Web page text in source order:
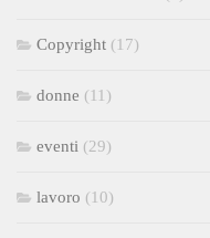
Copyright (17)
donne (11)
eventi (29)
lavoro (10)